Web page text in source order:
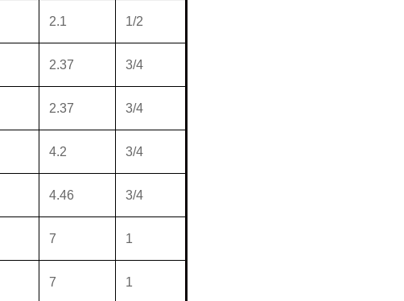
2.1 1/2
2.37 3/4
2.37 3/4
4.2 3/4
4.46 3/4
7 1
7 1